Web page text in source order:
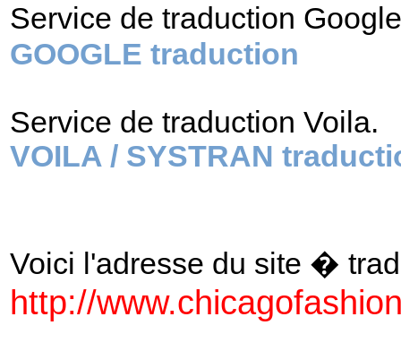
Service de traduction
GOOGLE traduction
Service de traduction Voila.
VOILA / SYSTRAN
Voici l'adresse du site �
http://